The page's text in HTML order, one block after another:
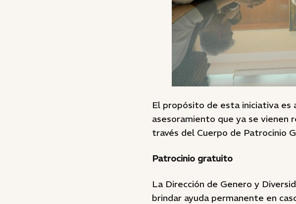
El propósito de esta iniciativa es
asesoramiento que ya se vienen
través del Cuerpo de Patrocinio
Patrocinio gratuito
La Dirección de Genero y
brindar ayuda permanente en